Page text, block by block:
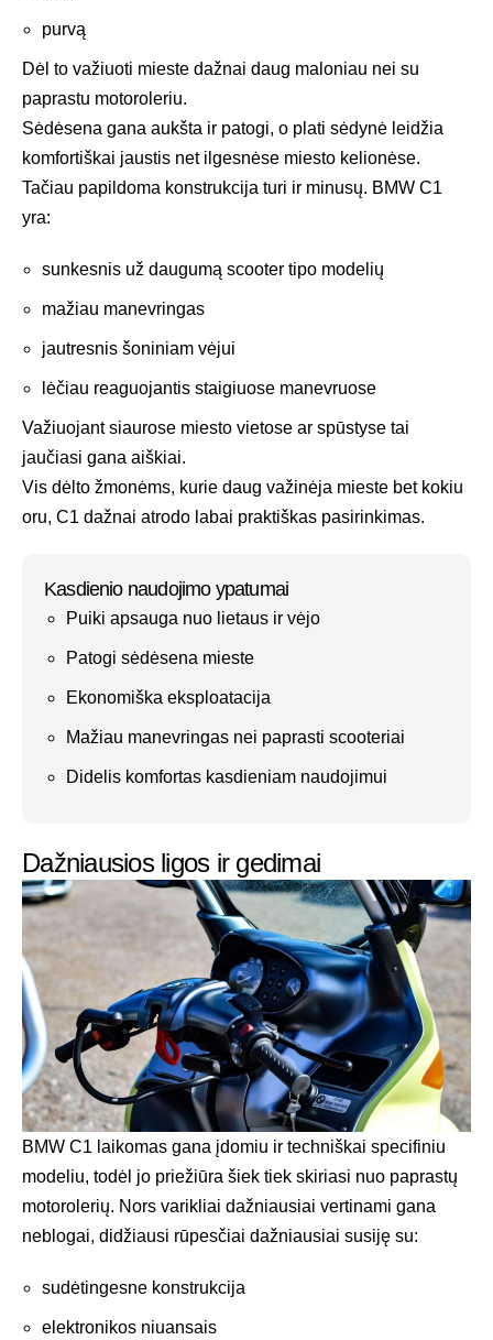
purvą
Dėl to važiuoti mieste dažnai daug maloniau nei su
paprastu motoroleriu.
Sėdėsena gana aukšta ir patogi, o plati sėdynė leidžia
komfortiškai jaustis net ilgesnėse miesto kelionėse.
Tačiau papildoma konstrukcija turi ir minusų. BMW C1
yra:
sunkesnis už daugumą scooter tipo modelių
mažiau manevringas
jautresnis šoniniam vėjui
lėčiau reaguojantis staigiuose manevruose
Važiuojant siaurose miesto vietose ar spūstyse tai
jaučiasi gana aiškiai.
Vis dėlto žmonėms, kurie daug važinėja mieste bet kokiu
oru, C1 dažnai atrodo labai praktiškas pasirinkimas.
Kasdienio naudojimo ypatumai
Puiki apsauga nuo lietaus ir vėjo
Patogi sėdėsena mieste
Ekonomiška eksploatacija
Mažiau manevringas nei paprasti scooteriai
Didelis komfortas kasdieniam naudojimui
Dažniausios ligos ir gedimai
BMW C1 laikomas gana įdomiu ir techniškai specifiniu
modeliu, todėl jo priežiūra šiek tiek skiriasi nuo paprastų
motorolerių. Nors varikliai dažniausiai vertinami gana
neblogai, didžiausi rūpesčiai dažniausiai susiję su:
sudėtingesne konstrukcija
elektronikos niuansais